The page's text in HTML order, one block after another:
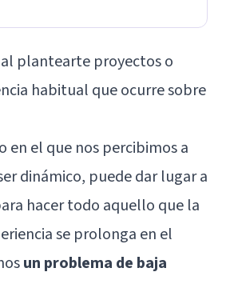
plantearte proyectos o
habitual que ocurre sobre
en el que nos percibimos a
dinámico, puede dar lugar a
hacer todo aquello que la
se prolonga en el
un problema de baja